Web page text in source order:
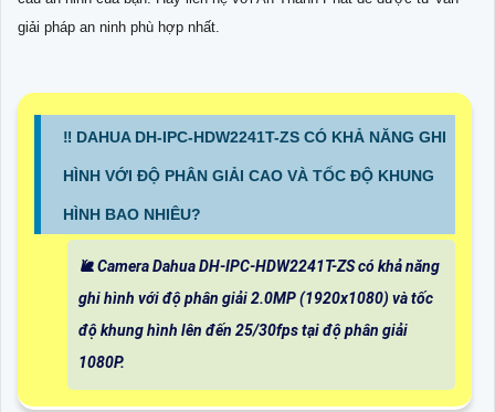
giải pháp an ninh phù hợp nhất.
‼️ DAHUA DH-IPC-HDW2241T-ZS CÓ KHẢ NĂNG GHI
HÌNH VỚI ĐỘ PHÂN GIẢI CAO VÀ TỐC ĐỘ KHUNG
HÌNH BAO NHIÊU?
🐌 Camera Dahua DH-IPC-HDW2241T-ZS có khả năng
ghi hình với độ phân giải 2.0MP (1920x1080) và tốc
độ khung hình lên đến 25/30fps tại độ phân giải
1080P.